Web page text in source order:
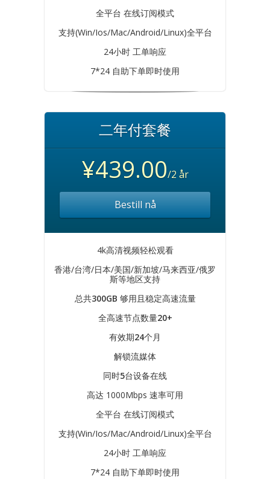
全平台 在线订阅模式
支持(Win/Ios/Mac/Android/Linux)全平台
24小时 工单响应
7*24 自助下单即时使用
二年付套餐
¥439.00/2 år
Bestill nå
4k高清视频轻松观看
香港/台湾/日本/美国/新加坡/马来西亚/俄罗
斯等地区支持
总共300GB 够用且稳定高速流量
全高速节点数量20+
有效期24个月
解锁流媒体
同时5台设备在线
高达 1000Mbps 速率可用
全平台 在线订阅模式
支持(Win/Ios/Mac/Android/Linux)全平台
24小时 工单响应
7*24 自助下单即时使用